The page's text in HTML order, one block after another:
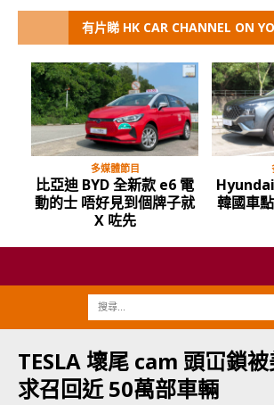
有片睇 HK CAR CHANNEL ON
多媒體節目
比亞迪 BYD 全新款 e6 電
動的士 唔好見到個牌子就
X 咗先
Hyundai
韓國車
TESLA 壞尾 cam 頭冚鎖
求召回近 50萬部車輛